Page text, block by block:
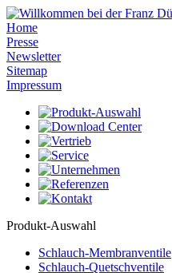
Home
Presse
Newsletter
Sitemap
Impressum
Produkt-Auswahl
Schlauch-Membranventile
Schlauch-Quetschventile